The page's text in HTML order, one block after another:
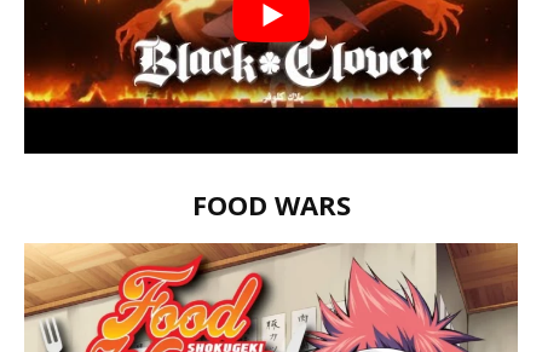
FOOD WARS